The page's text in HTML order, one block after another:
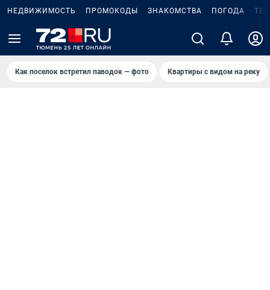
НЕДВИЖИМОСТЬ ПРОМОКОДЫ ЗНАКОМСТВА ПОГОДА
Как поселок встретил паводок — фото Квартиры с видом на реку